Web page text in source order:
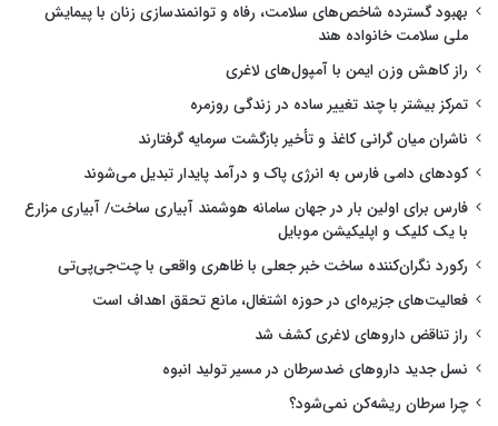
بهبود گسترده شاخص‌های سلامت، رفاه و توانمندسازی زنان با پیمایش
ملی سلامت خانواده هند
راز کاهش وزن ایمن با آمپول‌های لاغری
تمرکز بیشتر با چند تغییر ساده در زندگی روزمره
ناشران میان گرانی کاغذ و تأخیر بازگشت سرمایه گرفتارند
کودهای دامی فارس به انرژی پاک و درآمد پایدار تبدیل می‌شوند
فارس برای اولین بار در جهان سامانه هوشمند آبیاری ساخت/ آبیاری مزارع
با یک کلیک و اپلیکیشن موبایل
رکورد نگران‌کننده ساخت خبر جعلی با ظاهری واقعی با چت‌جی‌پی‌تی
فعالیت‌های جزیره‌ای در حوزه اشتغال، مانع تحقق اهداف است
راز تناقض داروهای لاغری کشف شد
نسل جدید داروهای ضدسرطان در مسیر تولید انبوه
چرا سرطان ریشه‌کن نمی‌شود؟